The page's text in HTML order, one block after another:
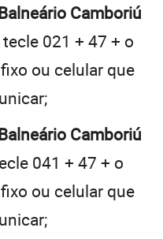
Camboriú
tecle 021 + 47 + o
ou celular que
Camboriú
041 + 47 + o
ou celular que